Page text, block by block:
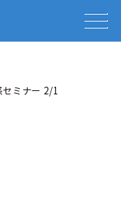
REFORM – 広島で
ミナー 2/1